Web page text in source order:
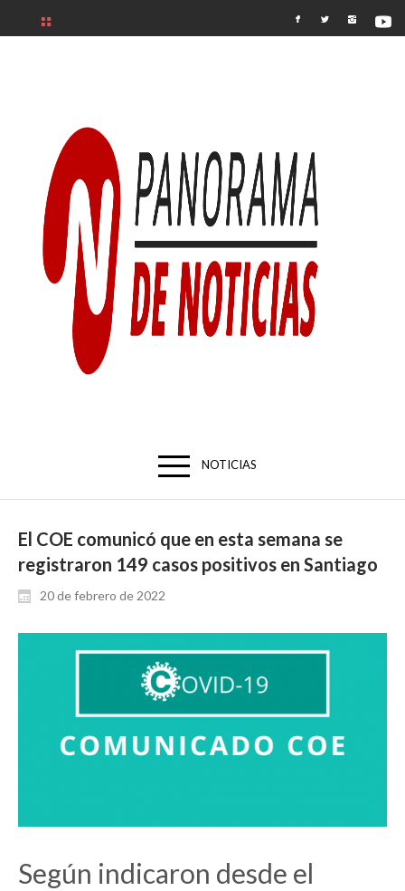
NOTICIAS
El COE comunicó que en esta semana se
registraron 149 casos positivos en Santiago
20 de febrero de 2022
Según indicaron desde el